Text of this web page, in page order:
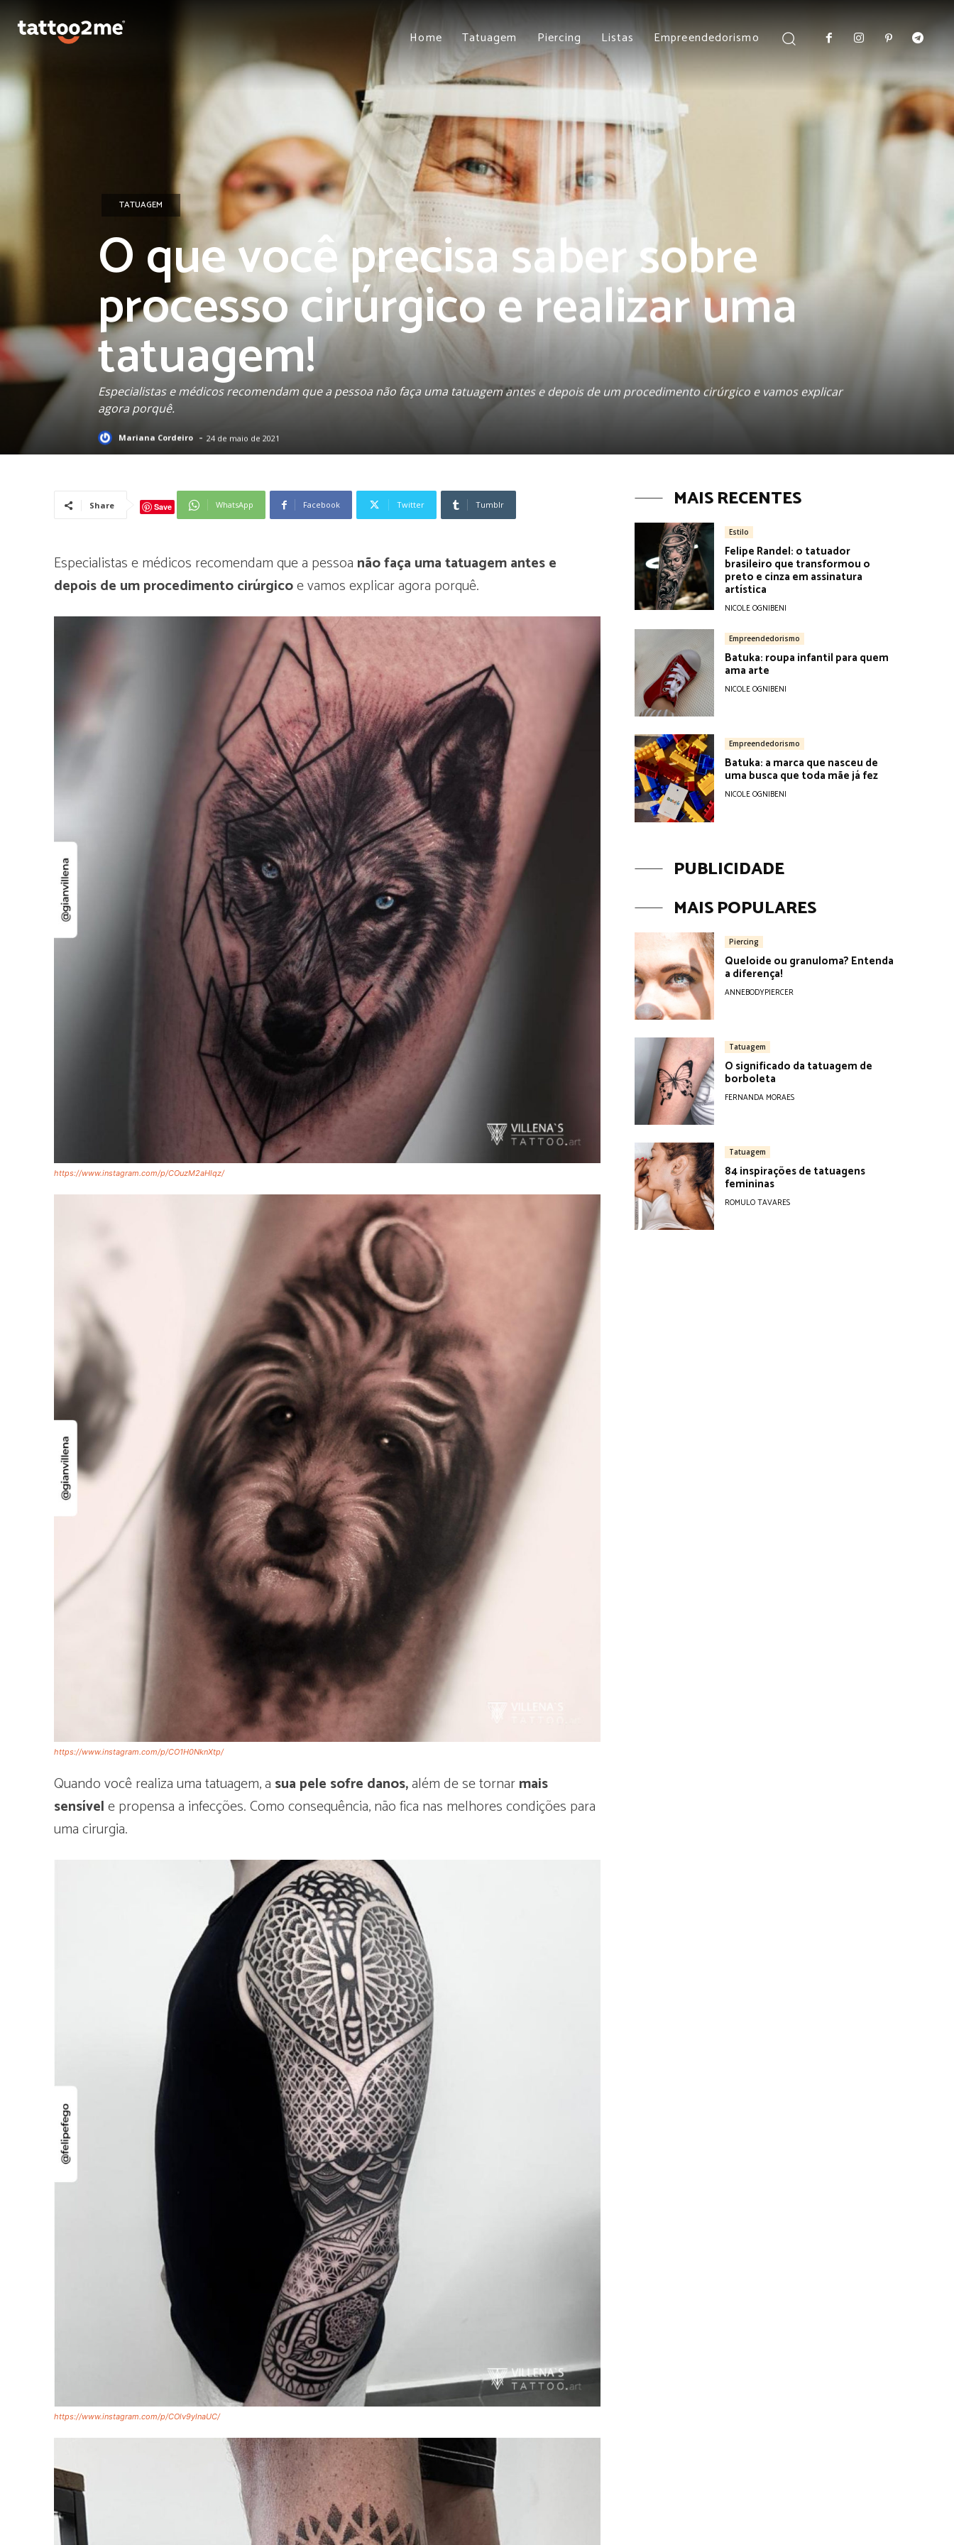
Home Tatuagem Piercing Listas Empreendedorismo
TATUAGEM
O que você precisa saber sobre
processo cirúrgico e realizar uma
tatuagem!
Especialistas e médicos recomendam que a pessoa não faça uma tatuagem antes e depois de um procedimento cirúrgico e vamos explicar
agora porquê.
Mariana Cordeiro - 24 de maio de 2021
Share Save WhatsApp Facebook Twitter Tumblr
Especialistas e médicos recomendam que a pessoa não faça uma tatuagem antes e
depois de um procedimento cirúrgicoe vamos explicar agora porquê.
https://www.instagram.com/p/COuzM2aHlqz/
https://www.instagram.com/p/CO1H0NknXtp/
Quando você realiza uma tatuagem, a sua pele sofre danos,além de se tornarmais
sensívele propensa a infecções. Como consequência, não fica nas melhores condições para
uma cirurgia.
https://www.instagram.com/p/COlv9ylnaUC/
MAIS RECENTES
Estilo
Felipe Randel: o tatuador
brasileiro que transformou o
preto e cinza em assinatura
artística
NICOLE OGNIBENI
Empreendedorismo
Batuka: roupa infantil para quem
ama arte
NICOLE OGNIBENI
Empreendedorismo
Batuka: a marca que nasceu de
uma busca que toda mãe já fez
NICOLE OGNIBENI
PUBLICIDADE
MAIS POPULARES
Piercing
Queloide ou granuloma? Entenda
a diferença!
ANNEBODYPIERCER
Tatuagem
O significado da tatuagem de
borboleta
FERNANDA MORAES
Tatuagem
84 inspirações de tatuagens
femininas
ROMULO TAVARES